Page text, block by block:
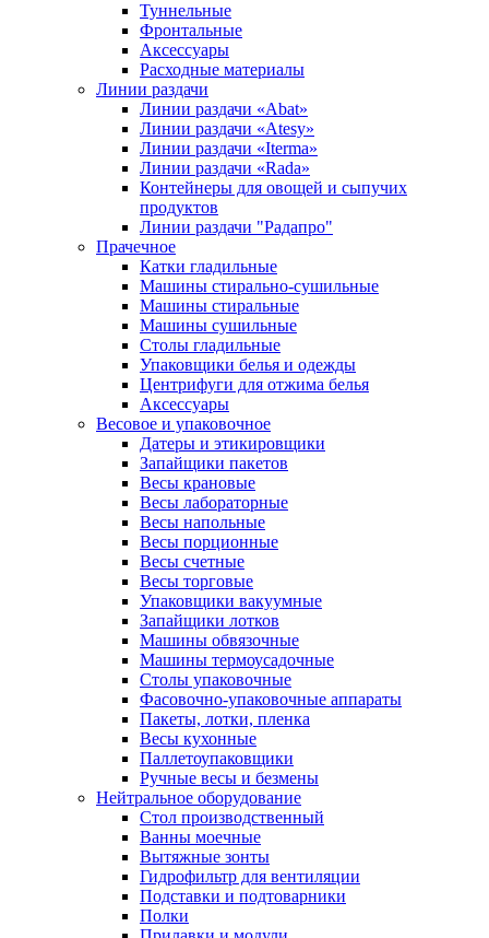
Туннельные
Фронтальные
Аксессуары
Расходные материалы
Линии раздачи
Линии раздачи «Abat»
Линии раздачи «Atesy»
Линии раздачи «Iterma»
Линии раздачи «Rada»
Контейнеры для овощей и сыпучих
продуктов
Линии раздачи "Радапро"
Прачечное
Катки гладильные
Машины стирально-сушильные
Машины стиральные
Машины сушильные
Столы гладильные
Упаковщики белья и одежды
Центрифуги для отжима белья
Аксессуары
Весовое и упаковочное
Датеры и этикировщики
Запайщики пакетов
Весы крановые
Весы лабораторные
Весы напольные
Весы порционные
Весы счетные
Весы торговые
Упаковщики вакуумные
Запайщики лотков
Машины обвязочные
Машины термоусадочные
Столы упаковочные
Фасовочно-упаковочные аппараты
Пакеты, лотки, пленка
Весы кухонные
Паллетоупаковщики
Ручные весы и безмены
Нейтральное оборудование
Cтол производственный
Ванны моечные
Вытяжные зонты
Гидрофильтр для вентиляции
Подставки и подтоварники
Полки